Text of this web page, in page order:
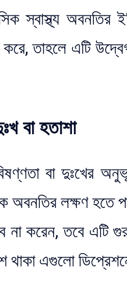
স্বাস্থ্য
করে, তাহলে এটি
বা হতাশা
বা দুঃখের
অবনতির লক্ষণ হতে
না করেন, তবে এটি
থাকা এগুলো